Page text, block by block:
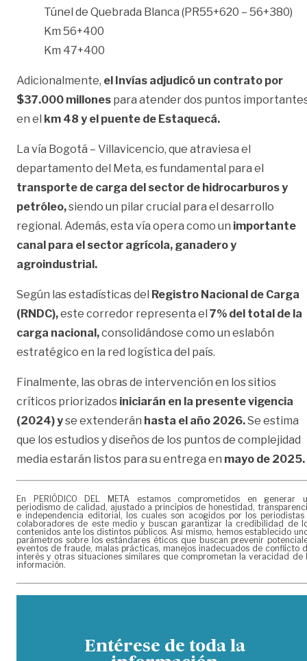
Túnel de Quebrada Blanca (PR55+620 – 56+380)
Km 56+400
Km 47+400
Adicionalmente, el Invías adjudicó un contrato por
$37.000 millones para atender dos puntos
en el km 48 y el puente de Estaquecá.
La vía Bogotá – Villavicencio, que atraviesa el
departamento del Meta, es fundamental para el
transporte de carga del sector de hidrocarburos y
petróleo,siendo un pilar crucial para el desarrollo
regional. Además, esta vía opera como un importante
canal para el sector agrícola, ganadero y
agroindustrial.
Según las estadísticas del Registro Nacional de Carga
(RNDC),este corredor representa el 7% del total de la
carga nacional,consolidándose como un eslabón
estratégico en la red logística del país.
Finalmente, las obras de intervención en los sitios
críticos priorizados iniciarán en la presente vigencia
(2024) yse extenderán hasta el año 2026.Se estima
que los estudios y diseños de los puntos de complejidad
media estarán listos para su entrega en mayo de 2025.
En PERIÓDICO DEL META estamos comprometidos en generar
periodismo de calidad, ajustado a principios de honestidad,
e independencia editorial, los cuales son acogidos por los periodistas
colaboradores de este medio y buscan garantizar la credibilidad de
contenidos ante los distintos públicos. Así mismo, hemos establecido
parámetros sobre los estándares éticos que buscan prevenir
eventos de fraude, malas prácticas, manejos inadecuados de conflicto
interés y otras situaciones similares que comprometan la veracidad de
información.
Entérese de toda la